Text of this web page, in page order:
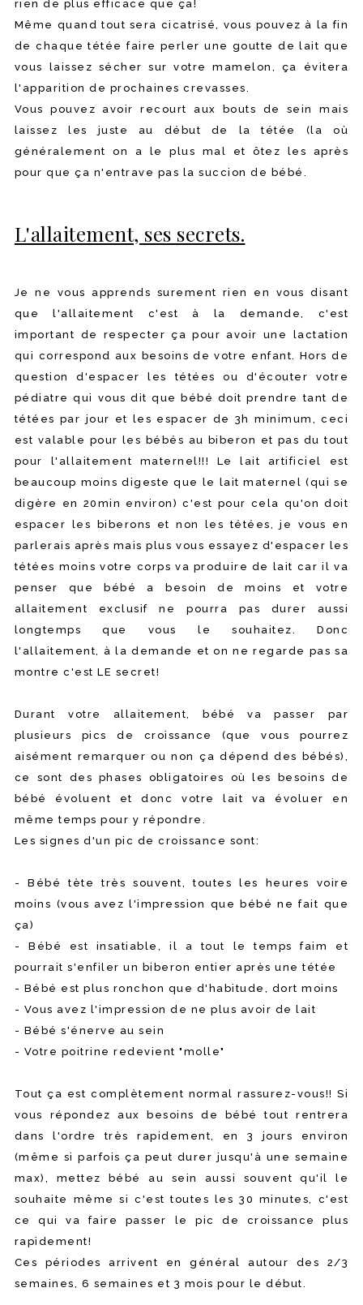
rien de plus efficace que ça!
Même quand tout sera cicatrisé, vous pouvez à la fin
de chaque tétée faire perler une goutte de lait que
vous laissez sécher sur votre mamelon, ça évitera
l'apparition de prochaines crevasses.
Vous pouvez avoir recourt aux bouts de sein mais
laissez les juste au début de la tétée (la où
généralement on a le plus mal et ôtez les après
pour que ça n'entrave pas la succion de bébé.
L'allaitement, ses secrets.
Je ne vous apprends surement rien en vous disant
que l'allaitement c'est à la demande, c'est
important de respecter ça pour avoir une lactation
qui correspond aux besoins de votre enfant. Hors de
question d'espacer les tétées ou d'écouter votre
pédiatre qui vous dit que bébé doit prendre tant de
tétées par jour et les espacer de 3h minimum, ceci
est valable pour les bébés au biberon et pas du tout
pour l'allaitement maternel!!! Le lait artificiel est
beaucoup moins digeste que le lait maternel (qui se
digère en 20min environ) c'est pour cela qu'on doit
espacer les biberons et non les tétées, je vous en
parlerais après mais plus vous essayez d'espacer les
tétées moins votre corps va produire de lait car il va
penser que bébé a besoin de moins et votre
allaitement exclusif ne pourra pas durer aussi
longtemps que vous le souhaitez. Donc
l'allaitement, à la demande et on ne regarde pas sa
montre c'est LE secret!
Durant votre allaitement, bébé va passer par
plusieurs pics de croissance (que vous pourrez
aisément remarquer ou non ça dépend des bébés),
ce sont des phases obligatoires où les besoins de
bébé évoluent et donc votre lait va évoluer en
même temps pour y répondre.
Les signes d'un pic de croissance sont:
- Bébé tète très souvent, toutes les heures voire
moins (vous avez l'impression que bébé ne fait que
ça)
- Bébé est insatiable, il a tout le temps faim et
pourrait s'enfiler un biberon entier après une tétée
- Bébé est plus ronchon que d'habitude, dort moins
- Vous avez l'impression de ne plus avoir de lait
- Bébé s'énerve au sein
- Votre poitrine redevient "molle"
Tout ça est complètement normal rassurez-vous!! Si
vous répondez aux besoins de bébé tout rentrera
dans l'ordre très rapidement, en 3 jours environ
(même si parfois ça peut durer jusqu'à une semaine
max), mettez bébé au sein aussi souvent qu'il le
souhaite même si c'est toutes les 30 minutes, c'est
ce qui va faire passer le pic de croissance plus
rapidement!
Ces périodes arrivent en général autour des 2/3
semaines, 6 semaines et 3 mois pour le début.